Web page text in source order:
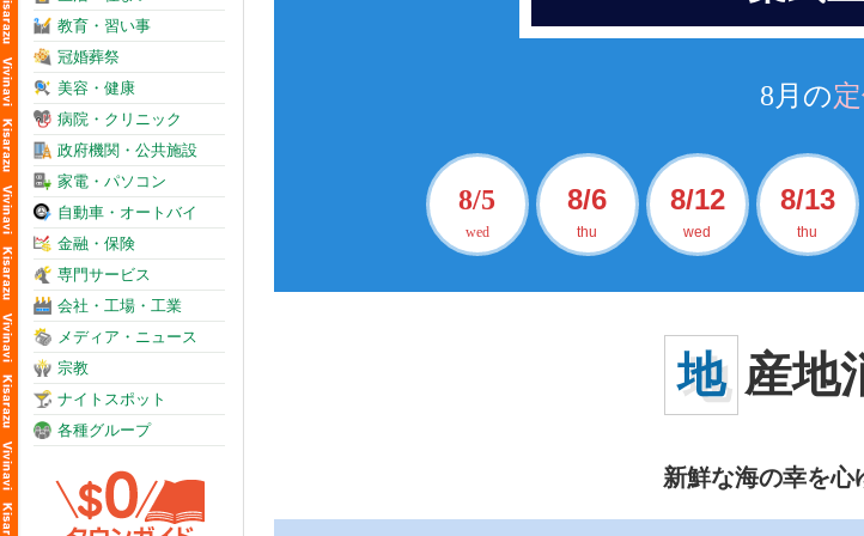
教育・習い事
冠婚葬祭
美容・健康
病院・クリニック
政府機関・公共施設
家電・パソコン
自動車・オートバイ
金融・保険
専門サービス
会社・工場・工業
メディア・ニュース
宗教
ナイトスポット
各種グループ
8月の
8/5
wed
8/6
thu
8/12
wed
8/13
thu
地 産地
新鮮な海の幸を心